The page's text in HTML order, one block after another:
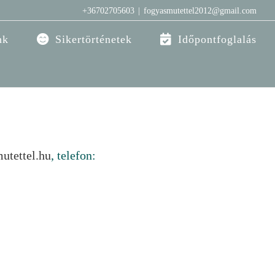
+36702705603 fogyasmutettel2012@gmail.com
Sikertörténetek Időpontfoglalás
, telefon: